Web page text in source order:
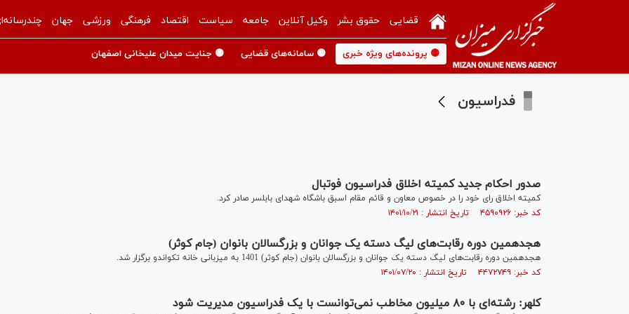
قضایی حقوق بشر وکیل آنلاین جامعه سیاست اقتصاد فرهنگی ورزشی جهان
🟡 پرونده‌های ویژه خبری 🟡 سامانه‌های قضایی 🟡 جنایت میدان علیخانی اصفهان
فدراسیون
صدور احکام جدید کمیته اخلاق فدراسیون فوتبال
کمیته اخلاق رای خود را در خصوص معاون و قائم مقام اسبق باشگاه شهدای بابلسر صادر کرد.
کد خبر: ۴۵۹۰۹۲۶ تاریخ انتشار : ۱۴۰۱/۱۰/۲۱
هجدهمین دوره رقابت‌های لیگ دسته یک جوانان و بزرگسالان بانوان (جام کوثر)
هجدهمین دوره رقابت‌های لیگ دسته یک جوانان و بزرگسالان بانوان (جام کوثر) 1401 به میزبانی خانه تکواندو برگزار شد.
کد خبر: ۴۴۷۲۷۴۹ تاریخ انتشار : ۱۴۰۱/۰۷/۲۰
کلهر: رشته‌ای با ٨٠ میلیون مخاطب نمی‌توانست با یک فدراسیون مدیریت شود